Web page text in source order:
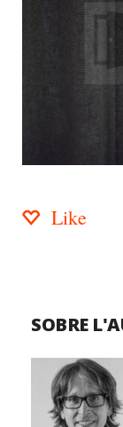
Like
SOBRE